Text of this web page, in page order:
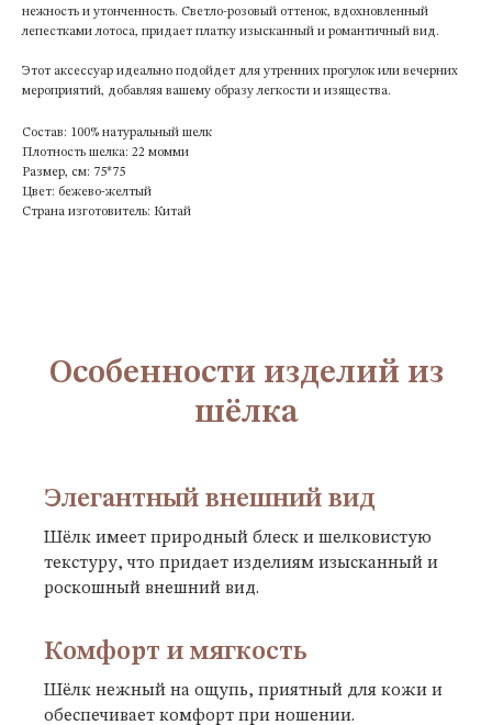
нежность и утонченность. Светло-розовый оттенок, вдохновленный
лепестками лотоса, придает платку изысканный и романтичный вид.
Этот аксессуар идеально подойдет для утренних прогулок или вечерних
мероприятий, добавляя вашему образу легкости и изящества.
Состав: 100% натуральный шелк
Плотность шелка: 22 момми
Размер, см: 75*75
Цвет: бежево-желтый
Страна изготовитель: Китай
Особенности изделий из
шёлка
Элегантный внешний вид
Шёлк имеет природный блеск и шелковистую
текстуру, что придает изделиям изысканный и
роскошный внешний вид.
Комфорт и мягкость
Шёлк нежный на ощупь, приятный для кожи и
обеспечивает комфорт при ношении.